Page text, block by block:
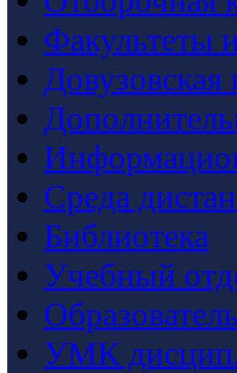
Факультеты
Довузовская
Среда
Библиотека
Учебный
УМК